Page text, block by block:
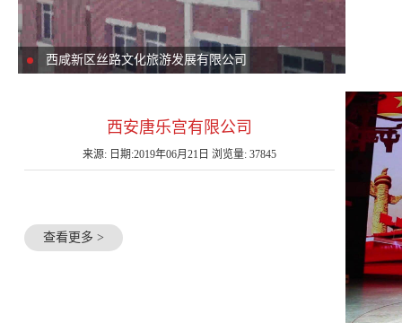
西咸新区丝路文化旅游发展有限公司
西安唐乐宫有限公司
来源: 日期:2019年06月21日 浏览量: 37845
查看更多 >